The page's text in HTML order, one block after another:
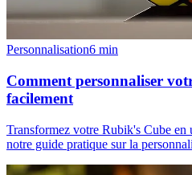
Personnalisation6 min
Comment personnaliser
facilement
Transformez votre Rubik's Cube
notre guide pratique sur la